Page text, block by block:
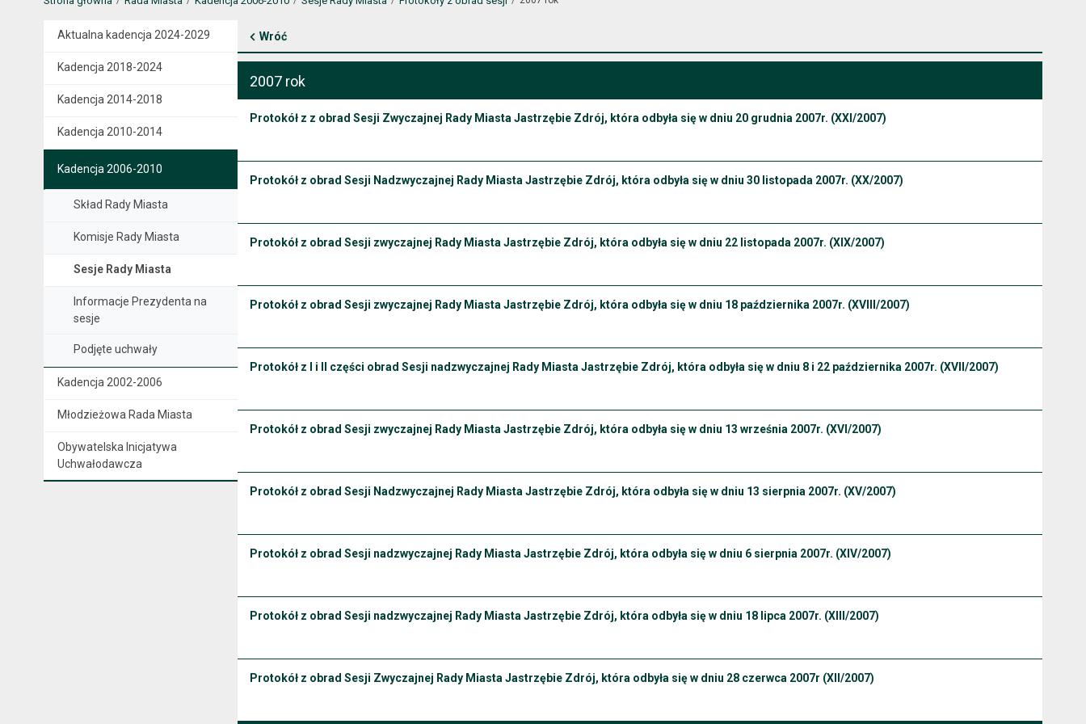
Aktualna kadencja 2024-2029
Kadencja 2018-2024
Kadencja 2014-2018
Kadencja 2010-2014
Kadencja 2006-2010
Skład Rady Miasta
Komisje Rady Miasta
Sesje Rady Miasta
Informacje Prezydenta na
sesje
Podjęte uchwały
Kadencja 2002-2006
Młodzieżowa Rada Miasta
Obywatelska Inicjatywa
Uchwałodawcza
Wróć
2007 rok
Protokół z z obrad Sesji Zwyczajnej Rady Miasta Jastrzębie Zdrój, która odbyła się w dniu 20 grudnia 2007r. (XXI/2007)
Protokół z obrad Sesji Nadzwyczajnej Rady Miasta Jastrzębie Zdrój, która odbyła się w dniu 30 listopada 2007r. (XX/2007)
Protokół z obrad Sesji zwyczajnej Rady Miasta Jastrzębie Zdrój, która odbyła się w dniu 22 listopada 2007r. (XIX/2007)
Protokół z obrad Sesji zwyczajnej Rady Miasta Jastrzębie Zdrój, która odbyła się w dniu 18 października 2007r. (XVIII/2007)
Protokół z I i II części obrad Sesji nadzwyczajnej Rady Miasta Jastrzębie Zdrój, która odbyła się w dniu 8 i 22 października 2007r. (XVII/2007)
Protokół z obrad Sesji zwyczajnej Rady Miasta Jastrzębie Zdrój, która odbyła się w dniu 13 września 2007r. (XVI/2007)
Protokół z obrad Sesji Nadzwyczajnej Rady Miasta Jastrzębie Zdrój, która odbyła się w dniu 13 sierpnia 2007r. (XV/2007)
Protokół z obrad Sesji nadzwyczajnej Rady Miasta Jastrzębie Zdrój, która odbyła się w dniu 6 sierpnia 2007r. (XIV/2007)
Protokół z obrad Sesji nadzwyczajnej Rady Miasta Jastrzębie Zdrój, która odbyła się w dniu 18 lipca 2007r. (XIII/2007)
Protokół z obrad Sesji Zwyczajnej Rady Miasta Jastrzębie Zdrój, która odbyła się w dniu 28 czerwca 2007r (XII/2007)